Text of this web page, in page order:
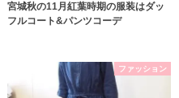
宮城秋の11月紅葉時期の服装はダッ
フルコート&パンツコーデ
ファッション